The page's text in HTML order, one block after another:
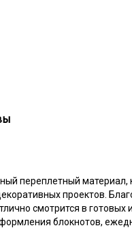
переплетный материал,
проектов.
смотрится в готовых
блокнотов,